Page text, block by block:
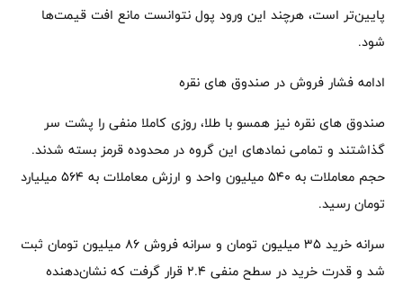
پایین‌تر است، هرچند این ورود پول نتوانست مانع افت قیمت‌ها
شود.
ادامه فشار فروش در صندوق های نقره
صندوق های نقره نیز همسو با طلا، روزی کاملا منفی را پشت سر
گذاشتند و تمامی نمادهای این گروه در محدوده قرمز بسته شدند.
حجم معاملات به 540 میلیون واحد و ارزش معاملات به 564 میلیارد
تومان رسید.
سرانه خرید 35 میلیون تومان و سرانه فروش 86 میلیون تومان ثبت
شد و قدرت خرید در سطح منفی 2.4 قرار گرفت که نشان‌دهنده